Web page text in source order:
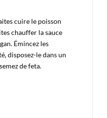
cuire le poisson
chauffer la sauce
Émincez les
disposez-le dans un
de feta.